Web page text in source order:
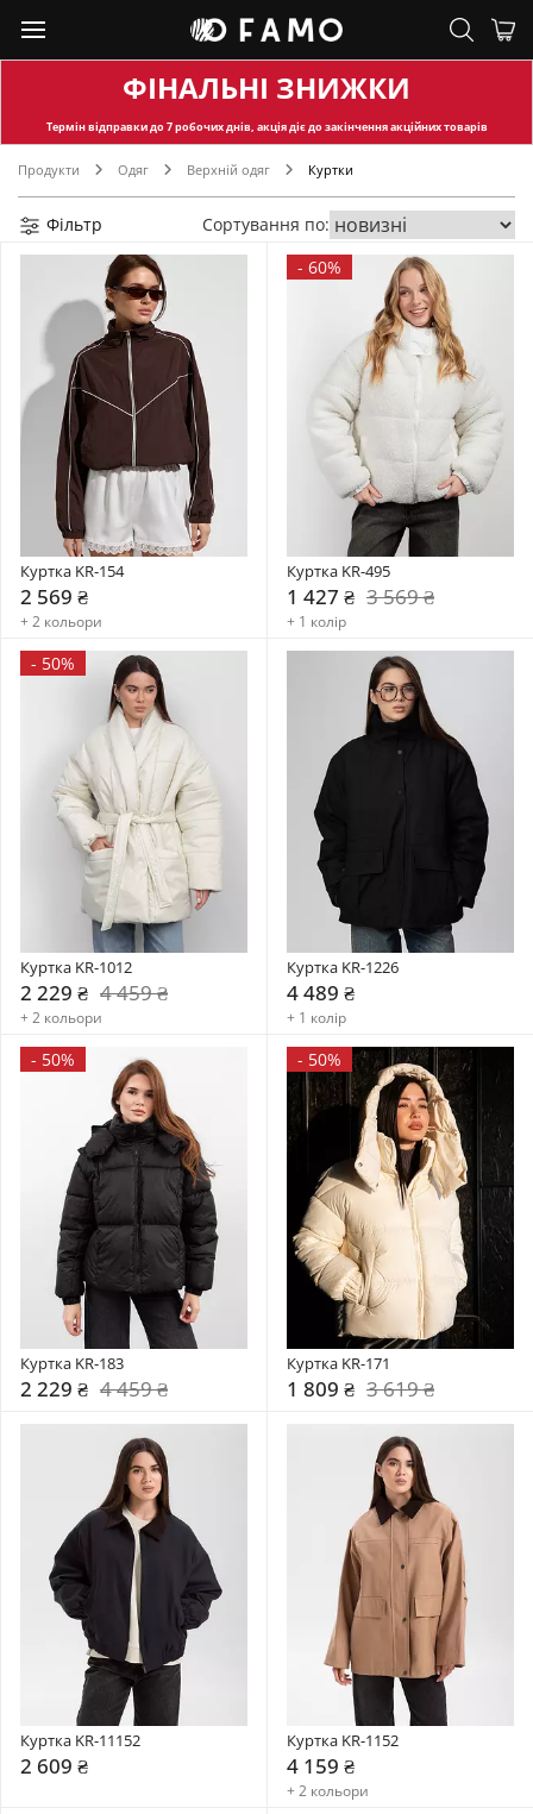
ФІНАЛЬНІ ЗНИЖКИ
Термін відправкидо 7 робочих днів, акція діє до закінчення акційних товарів
Продукти Одяг Верхній одяг Куртки
Фільтр Сортування по:
Куртка KR-154
2 569 ₴
+ 2 кольори
- 60%
Куртка KR-495
1 427 ₴ 3 569 ₴
+ 1 колір
- 50%
Куртка KR-1012
2 229 ₴ 4 459 ₴
+ 2 кольори
Куртка KR-1226
4 489 ₴
+ 1 колір
- 50%
Куртка KR-183
2 229 ₴ 4 459 ₴
- 50%
Куртка KR-171
1 809 ₴ 3 619 ₴
Куртка KR-11152
2 609 ₴
Куртка KR-1152
4 159 ₴
+ 2 кольори